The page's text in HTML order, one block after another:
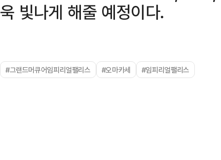
욱 빛나게 해줄 예정이다.
#그랜드머큐어임피리얼팰리스 #오마카세 #임피리얼팰리스